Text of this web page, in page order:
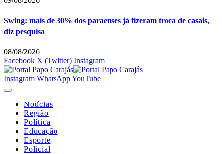
Swing: mais de 30% dos paraenses já fizeram troca de casais,
diz pesquisa
08/08/2026
Facebook X (Twitter) Instagram
Instagram WhatsAppYouTube
Notícias
Região
Política
Educação
Esporte
Policial